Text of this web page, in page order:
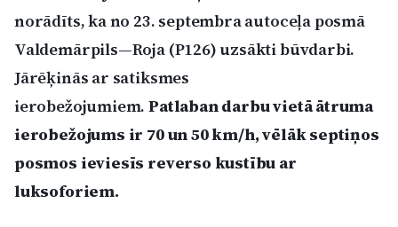
Politiskā reklāma
Par mums
Ziņo redakcijai
norādīts, ka no 23. septembra autoceļa posmā
Valdemārpils—Roja (P126) uzsākti būvdarbi.
Jārēķinās ar satiksmes
ierobežojumiem.Patlaban darbu vietā ātruma
ierobežojums ir 70 un 50 km/h, vēlāk septiņos
posmos ieviesīs reverso kustību ar
luksoforiem.